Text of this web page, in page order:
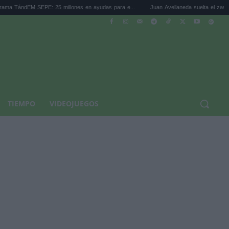
25 millones en ayudas para e... Juan Avellaneda suelta el zasca al vestido
TIEMPO VIDEOJUEGOS